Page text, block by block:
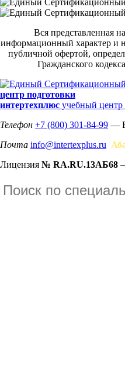
Вся представленная
информационный характер и
публичной офертой,
Гражданского
центр подготовки
интертехплюс учебный центр
Телефон +7 (800) 301-84-99 —
Почта info@intertexplus.ru
Лицензия № RA.RU.13АБ68